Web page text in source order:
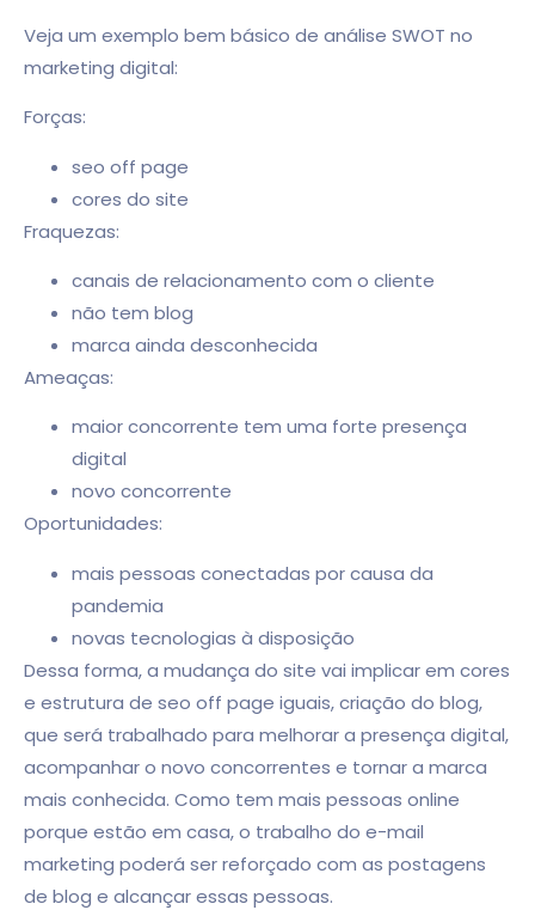
Veja um exemplo bem básico de análise SWOT no
marketing digital:
Forças:
seo off page
cores do site
Fraquezas:
canais de relacionamento com o cliente
não tem blog
marca ainda desconhecida
Ameaças:
maior concorrente tem uma forte presença
digital
novo concorrente
Oportunidades:
mais pessoas conectadas por causa da
pandemia
novas tecnologias à disposição
Dessa forma, a mudança do site vai implicar em cores
e estrutura de seo off page iguais, criação do blog,
que será trabalhado para melhorar a presença digital,
acompanhar o novo concorrentes e tornar a marca
mais conhecida. Como tem mais pessoas online
porque estão em casa, o trabalho do e-mail
marketing poderá ser reforçado com as postagens
de blog e alcançar essas pessoas.